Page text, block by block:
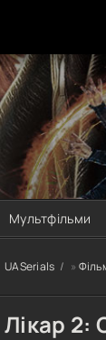
Мультфільми
UASerials »
Лікар 2: